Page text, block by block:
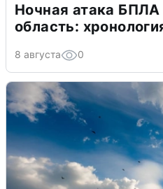
Ночная атака
область:
8 августа 0